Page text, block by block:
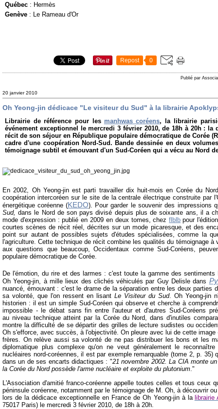
Québec : Hermès
Genève : Le Rameau d'Or
Repost 0
Publié par
20 janvier 2010
Oh Yeong-jin dédicace "Le visiteur du Sud" à la librairie
Librairie de référence pour les manhwas coréens, la
librairie
événement exceptionnel le mercredi 3 février 2010, de 18h à 20h : la
récit de son séjour en République populaire démocratique de Corée
cadre d'une coopération Nord-Sud. Bande dessinée en deux
témoignage subtil et émouvant d'un Sud-Coréen qui a vécu au Nord
En 2002, Oh Yeong-jin est parti travailler dix huit-mois en Corée du
coopération intercoréen sur le site de la centrale électrique construite par l'
énergétique coréenne (KEDO). Pour garder le souvenir des impressions
Sud, dans le Nord de son pays divisé depuis plus de soixante ans, il a
mode d'expression : publié en 2009 en deux tomes, chezflblb pour
courtes scènes de récit réel, décrites sur un mode picaresque, et des
point sur autant de possibles sujets d'études spécialisées, comme la
l'agriculture. Cette technique de récit combine les qualités du témoignage
aux questions que beaucoup, Occidentaux comme Sud-Coréens,
populaire démocratique de Corée.
De l'émotion, du rire et des larmes : c'est toute la gamme des sentiments
Oh Yeong-jin, à mille lieux des clichés véhiculés par Guy Delisle dans
nuancé, émouvant : c'est le drame de la séparation entre les deux parties
sa volonté, que l'on ressent en lisant Le Visiteur du Sud. Oh Yeong-jin
historien : il est un simple Sud-Coréen qui observe et cherche à
impossible - le débat sans fin entre l'auteur et d'autres Sud-Coréens
au niveau technique atteint par la Corée du Nord, dans d'inutiles
montre la difficulté de se départir des grilles de lecture sudistes ou
Oh s'efforce, avec succès, à l'objectivité. On pleure avec lui de cette image
frères. On relève aussi sa volonté de ne pas distribuer les bons et les
diplomatique plus complexe qu'on ne veut généralement le
nucléaires nord-coréennes, il est par exemple remarquable (tome 2, p. 35)
dans un de ses encarts didactiques : "21 novembre 2002. La CIA monte
la Corée du Nord possède l'arme nucléaire et exploite du plutonium ."
L'Association d'amitié franco-coréenne appelle toutes celles et tous ceux
péninsule coréenne, notamment par le témoignage de M. Oh, à découvrir
lors de la dédicace exceptionnelle en France de Oh Yeong-jin à la librairie
75017 Paris) le mercredi 3 février 2010, de 18h à 20h.